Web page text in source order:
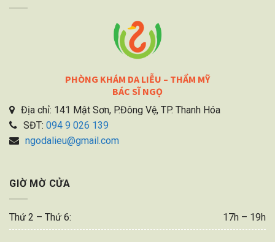
PHÒNG KHÁM DA LIỄU – THẨM MỸ
BÁC SĨ NGỌ
Địa chỉ: 141 Mật Sơn, P.Đông Vệ, TP. Thanh Hóa
SĐT: 094 9 026 139
ngodalieu@gmail.com
GIỜ MỜ CỬA
Thứ 2 – Thứ 6: 17h – 19h